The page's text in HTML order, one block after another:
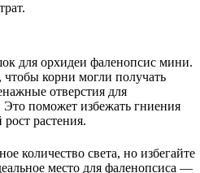
для орхидеи фаленопсис мини.
корни могли получать
отверстия для
Это поможет избежать гниения
растения.
количество света, но избегайте
место для фаленопсиса —